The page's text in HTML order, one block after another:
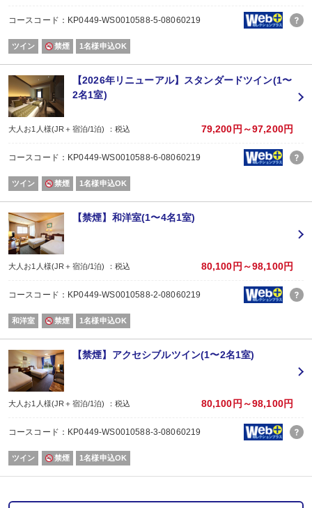
■ 朝食付のプランです。
会場：ビュッフェレストラン「ビアゾン」
利用時間：7：00～10：00（入店終了 9：30）
■大浴場について（宿泊者無料）
ご宿泊のお客様は、6：00～24：00までご利用いただけます。
■駐車場について（宿泊者無料）
※チェックイン前から駐車可能。
※事前にご予約が必要です。
コースコード：KP0449-WS0010588-5-08060219
ツイン 禁煙 1名様申込OK
【2026年リニューアル】スタンダードツイン(1〜
2名1室)
大人お1人様(JR＋宿泊/1泊) ：税込 79,200円～97,200円
コースコード：KP0449-WS0010588-6-08060219
ツイン 禁煙 1名様申込OK
【禁煙】和洋室(1〜4名1室)
大人お1人様(JR＋宿泊/1泊) ：税込 80,100円～98,100円
コースコード：KP0449-WS0010588-2-08060219
和洋室 禁煙 1名様申込OK
【禁煙】アクセシブルツイン(1〜2名1室)
大人お1人様(JR＋宿泊/1泊) ：税込 80,100円～98,100円
コースコード：KP0449-WS0010588-3-08060219
ツイン 禁煙 1名様申込OK